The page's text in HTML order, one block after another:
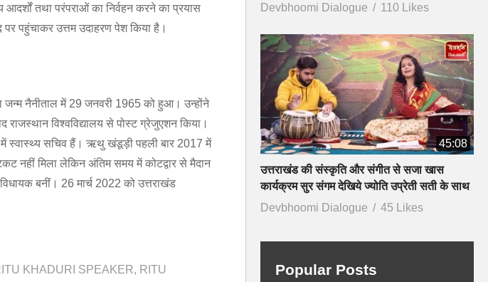
तथा परंपराओं का निर्वहन करने का प्रयास
पर पहुंचाकर उत्तम उदाहरण पेश किया है।
नैनीताल में 29 जनवरी 1965 को हुआ। उन्होंने
विश्वविद्यालय से पोस्ट ग्रेजुएशन किया।
में स्वास्थ्य सचिव हैं। ऋथु खंडूड़ी पहली बार 2017 में
नहीं मिला लेकिन अंतिम समय में कोटद्वार से मैदान
बनीं। 26 मार्च 2022 को उत्तराखंड
KHADURI SPEAKER
RITU
Devbhoomi Dialogue
110 Likes
45:08
उत्तराखंड की संस्कृति और संगीत से सजा खास
कार्यक्रम सुर संगम देखिये ज्योति उप्रेती सती के साथ
Devbhoomi Dialogue
45 Likes
Popular Posts